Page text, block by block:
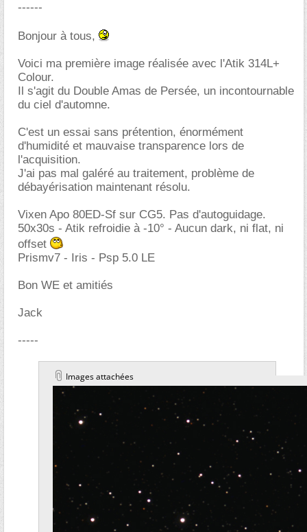
------
Bonjour à tous,
Voici ma première image réalisée avec l'Atik 314L+
Colour.
Il s'agit du Double Amas de Persée, un incontournable
du ciel d'automne.
C'est un essai sans prétention, énormément
d'humidité et mauvaise transparence lors de
l'acquisition.
J'ai pas mal galéré au traitement, problème de
débayérisation maintenant résolu.
Vixen Apo 80ED-Sf sur CG5. Pas d'autoguidage.
50x30s - Atik refroidie à -10° - Aucun dark, ni flat, ni
offset
Prismv7 - Iris - Psp 5.0 LE
Bon WE et amitiés
Jack
-----
Images attachées